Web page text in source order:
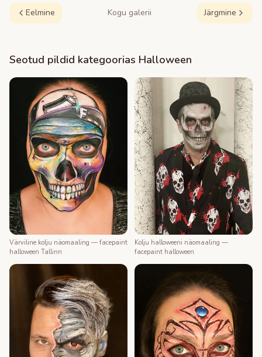
Eelmine Kogu galerii Järgmine
Seotud pildid kategoorias Halloween
Värviline kolju näomaaling — facepaint
halloween Tallinn
Kolju halloweeni näomaaling —
facepaint halloween